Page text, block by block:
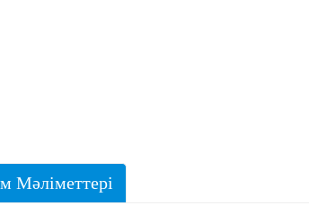
Мәліметтері